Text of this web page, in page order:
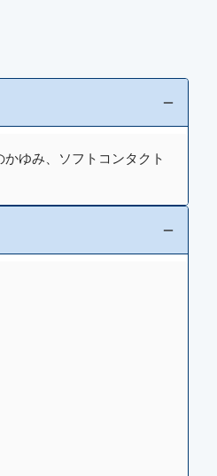
ゆみ、ソフトコンタクト